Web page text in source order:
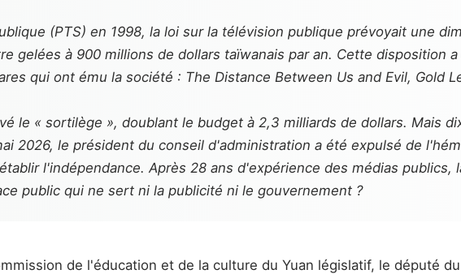
(PTS) en 1998, la loi sur la télévision publique prévoyait une
gelées à 900 millions de dollars taïwanais par an. Cette disposition
qui ont ému la société : The Distance Between Us and Evil, Gold
le « sortilège », doublant le budget à 2,3 milliards de dollars. Mais
2026, le président du conseil d'administration a été expulsé de
l'indépendance. Après 28 ans d'expérience des médias
public qui ne sert ni la publicité ni le gouvernement ?
de l'éducation et de la culture du Yuan législatif, le député